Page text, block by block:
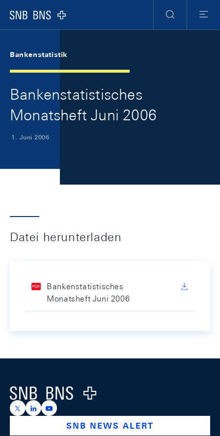
Logo
Suche
Menu
Bankenstatistik
Bankenstatistisches
Monatsheft Juni 2006
1. Juni 2006
Datei herunterladen
Bankenstatistisches
Monatsheft Juni 2006
Logo
https://x.com/snb_bns
https://ch.linkedin.com/company/swiss-national-
https://www.youtube.com/@swissnationalbank
SNB NEWS ALERT